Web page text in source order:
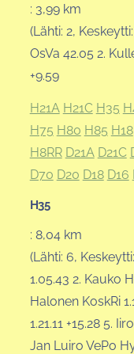
: 3,99 km
(Lähti: 2,
OsVa 42.05 2.
+9.59
H21A H21C H35
H75 H80 H85 H18
H8RR D21A D21C
D70 D20 D18 D16
H35
: 8,04 km
(Lähti: 6,
1.05.43 2. Kauko
Halonen KoskRi
1.21.11 +15.28 5.
Jan Luiro VePo